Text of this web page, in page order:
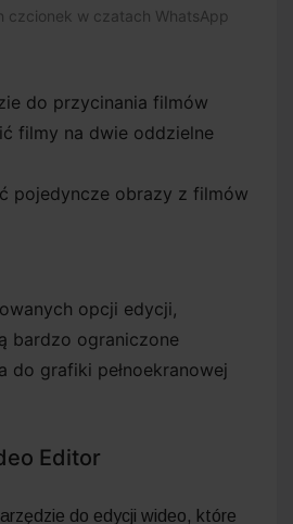
czcionek w czatach WhatsApp
do przycinania filmów
filmy na dwie oddzielne
pojedyncze obrazy z filmów
opcji edycji,
bardzo ograniczone
do grafiki pełnoekranowej
Editor
do edycji wideo, które